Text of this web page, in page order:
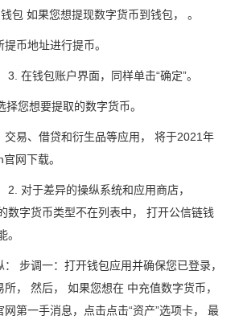
包 如果您想提现数字货币到钱包， 。
币地址进行提币。
在钱包账户界面，同样单击“确定”。
您想要提取的数字货币。
交易、借贷和衍生品等应用， 将于2021年
网下载。
2. 对于差异的操纵系统和应用商店，
数字货币类型不在列表中， 打开公信链钱
。
步调一：打开钱包应用并确保您已登录，
， 然后， 如果您想在 中充值数字货币，
第一手消息，点击点击“资产”选项卡， 最